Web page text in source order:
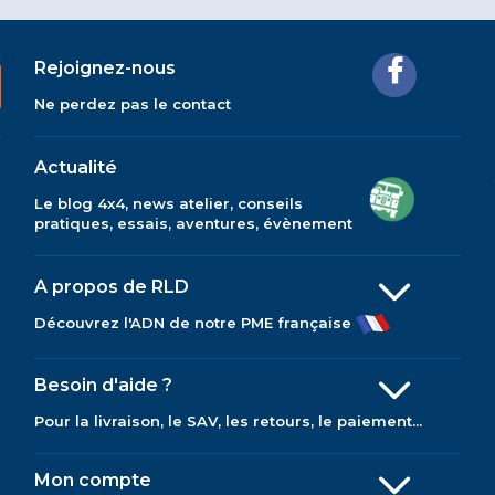
Rejoignez-nous
Ne perdez pas le contact
Actualité
Le blog 4x4, news atelier, conseils
pratiques, essais, aventures, évènement
A propos de RLD
Découvrez l'ADN de notre PME française
Besoin d'aide ?
Pour la livraison, le SAV, les retours, le paiement...
Mon compte